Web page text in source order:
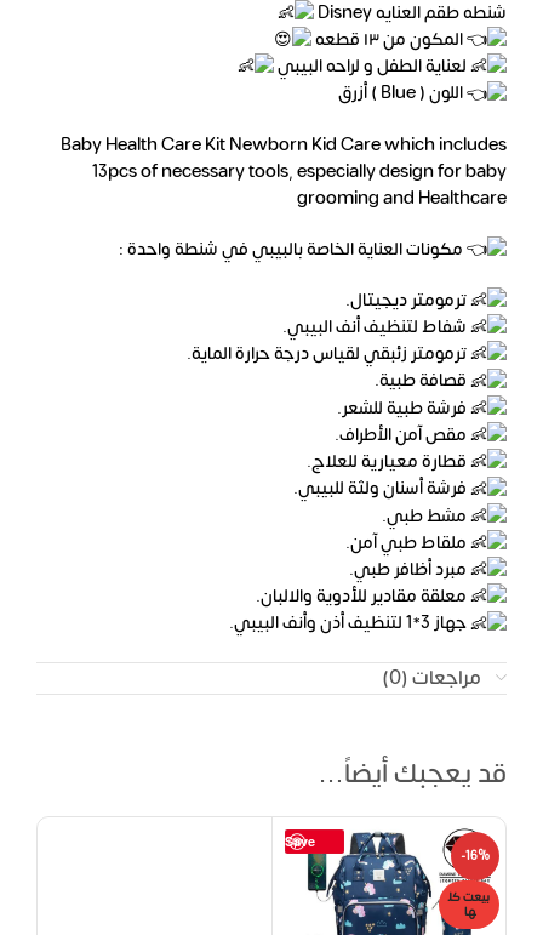
شنطه طقم العنايه Disney
المكون من ١٣ قطعه
لعناية الطفل و لراحه البيبي
اللون ( Blue ) أزرق
Baby Health Care Kit Newborn Kid Care which includes
13pcs of necessary tools, especially design for baby
grooming and Healthcare
مكونات العناية الخاصة بالبيبي في شنطة واحدة :
ترمومتر ديجيتال.
شفاط لتنظيف أنف البيبي.
ترمومتر زئبقي لقياس درجة حرارة الماية.
قصافة طبية.
فرشة طبية للشعر.
مقص آمن الأطراف.
قطارة معيارية للعلاج.
فرشة أسنان ولثة للبيبي.
مشط طبي.
ملقاط طبي آمن.
مبرد أظافر طبي.
معلقة مقادير للأدوية والالبان.
جهاز 3*1 لتنظيف أذن وأنف البيبي.
مراجعات (0)
قد يعجبك أيضاً…
Save
-16%
بيعت كل
ها